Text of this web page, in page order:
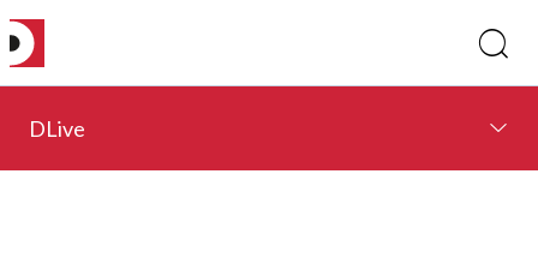
DLive